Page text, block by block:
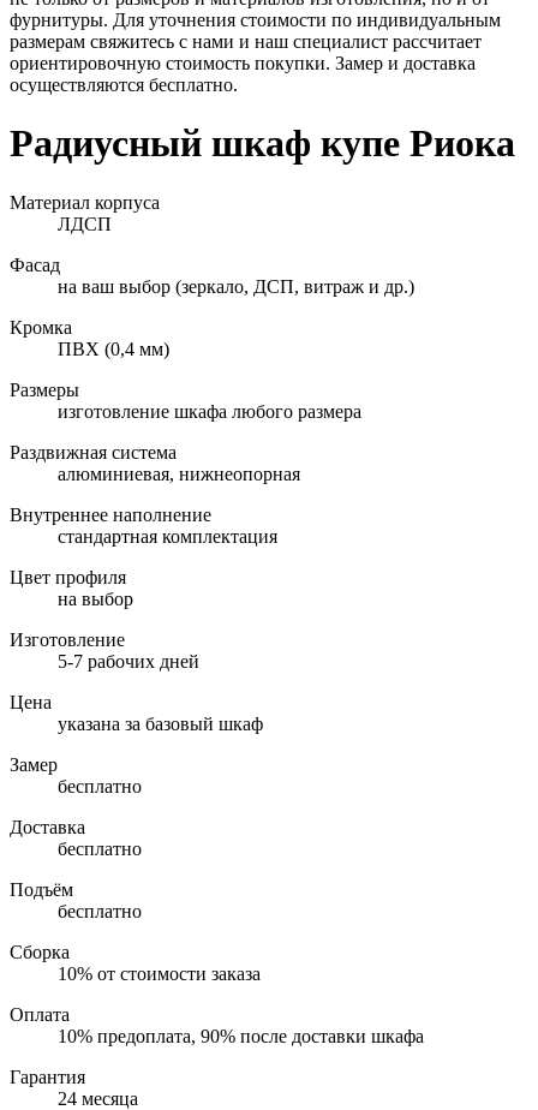
фурнитуры. Для уточнения стоимости по индивидуальным
размерам свяжитесь с нами и наш специалист рассчитает
ориентировочную стоимость покупки. Замер и доставка
осуществляются бесплатно.
Радиусный шкаф купе Риока
Материал корпуса
ЛДСП
Фасад
на ваш выбор (зеркало, ДСП, витраж и др.)
Кромка
ПВХ (0,4 мм)
Размеры
изготовление шкафа любого размера
Раздвижная система
алюминиевая, нижнеопорная
Внутреннее наполнение
стандартная комплектация
Цвет профиля
на выбор
Изготовление
5-7 рабочих дней
Цена
указана за базовый шкаф
Замер
бесплатно
Доставка
бесплатно
Подъём
бесплатно
Сборка
10% от стоимости заказа
Оплата
10% предоплата, 90% после доставки шкафа
Гарантия
24 месяца